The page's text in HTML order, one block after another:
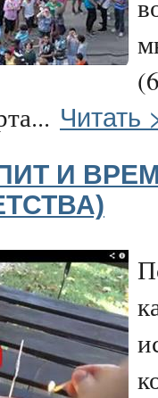
Читать
И